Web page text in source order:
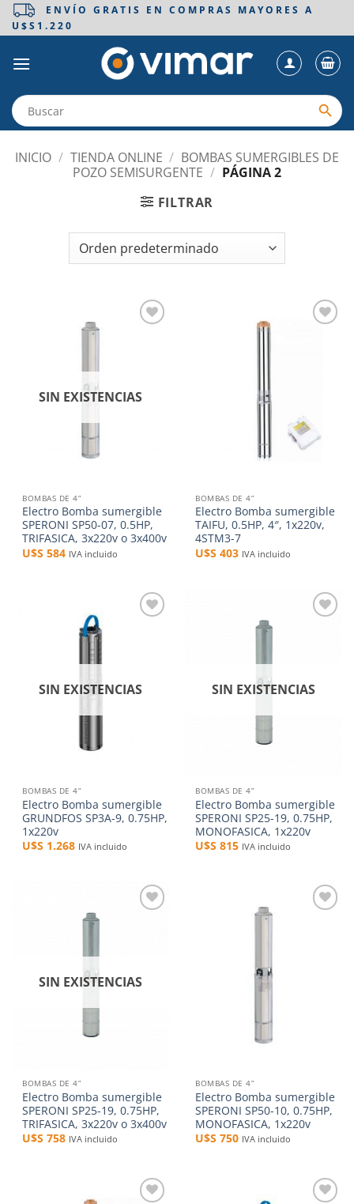
Saltar
ENVÍO GRATIS EN COMPRAS MAYORES A
U$S1.220
INICIO / TIENDA ONLINE / BOMBAS SUMERGIBLES DE
POZO SEMISURGENTE / PÁGINA 2
FILTRAR
SIN EXISTENCIAS
BOMBAS DE 4”
Electro Bomba sumergible
SPERONI SP50-07, 0.5HP,
TRIFASICA, 3x220v o 3x400v
U$S584 IVA incluido
BOMBAS DE 4”
Electro Bomba sumergible
TAIFU, 0.5HP, 4″, 1x220v,
4STM3-7
U$S403 IVA incluido
SIN EXISTENCIAS
BOMBAS DE 4”
Electro Bomba sumergible
GRUNDFOS SP3A-9, 0.75HP,
1x220v
U$S 1.268 IVA incluido
SIN EXISTENCIAS
BOMBAS DE 4”
Electro Bomba sumergible
SPERONI SP25-19, 0.75HP,
MONOFASICA, 1x220v
U$S815 IVA incluido
SIN EXISTENCIAS
BOMBAS DE 4”
Electro Bomba sumergible
SPERONI SP25-19, 0.75HP,
TRIFASICA, 3x220v o 3x400v
U$S758 IVA incluido
BOMBAS DE 4”
Electro Bomba sumergible
SPERONI SP50-10, 0.75HP,
MONOFASICA, 1x220v
U$S750 IVA incluido